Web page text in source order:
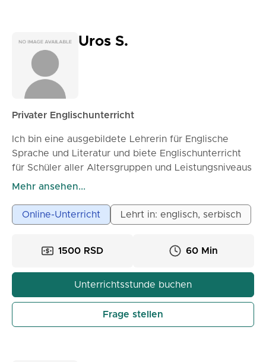
Uros S.
Privater Englischunterricht
Ich bin eine ausgebildete Lehrerin für Englische
Sprache und Literatur und biete Englischunterricht
für Schüler aller Altersgruppen und Leistungsniveaus
an. Ich biete: Einzelunterricht, der auf Ihre
Unterstützung für Grund- und Sekundarschüler,
Prüfungs- und Testvorbereitung, Verbesserung von
Unterricht sowohl für Anfänger als auch für
persönlich nach Vereinbarung möglich. Kontaktieren
Sie mich gerne für weitere Informationen oder um
Ihre erste Unterrichtsstunde zu vereinbaren.
Mehr ansehen...
Online-Unterricht Lehrt in: englisch, serbisch
1500 RSD 60 Min
Unterrichtsstunde buchen
Frage stellen